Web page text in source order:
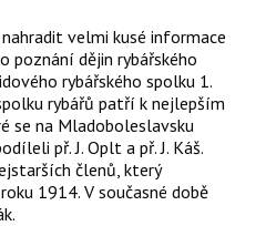
velmi kusé informace
poznání dějin rybářského
rybářského spolku 1.
rybářů patří k nejlepším
se na Mladoboleslavsku
př. J. Oplt a př. J. Káš.
členů, který
1914. V současné době